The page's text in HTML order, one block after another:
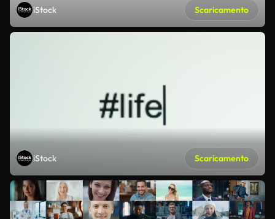
iStock Scaricamento
iStock Scaricamento